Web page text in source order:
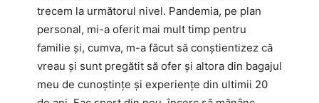
trecem la următorul nivel. Pandemia, pe plan
personal, mi-a oferit mai mult timp pentru
familie și, cumva, m-a făcut să conștientizez că
vreau și sunt pregătit să ofer și altora din bagajul
meu de cunoștințe și experiențe din ultimii 20